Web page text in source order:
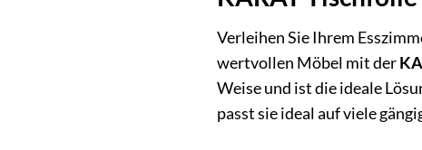
Verleihen Sie Ihrem
wertvollen Möbel mit der
Weise und ist die ideale
passt sie ideal auf viele